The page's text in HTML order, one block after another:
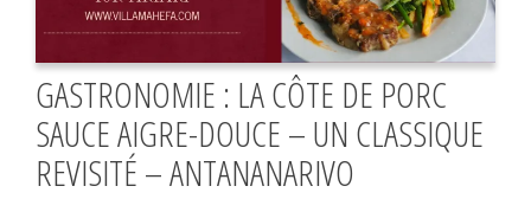
GASTRONOMIE : LA CÔTE DE PORC
SAUCE AIGRE-DOUCE – UN CLASSIQUE
REVISITÉ – ANTANANARIVO